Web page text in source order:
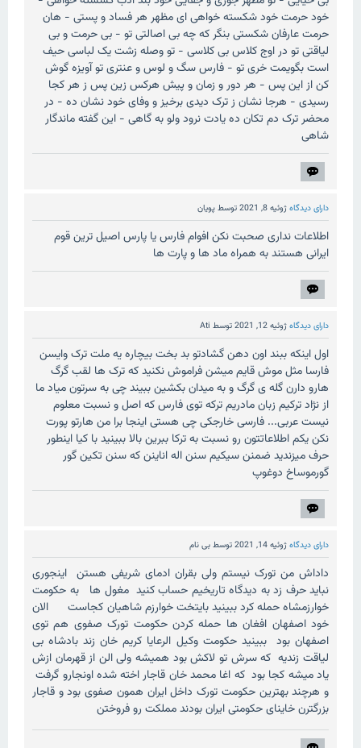
خود حرمت خود شکسته خواهی ای مظهر هر فساد و پستی - هان
حرمت عارفان شکستی بنگر که چه بی اصالتی تو - بی حرمت و بی
لیاقتی تو در اوج کلاس بی کلاسی - تو وصله زشت یک لباسی حیف
است بگویمت خری تو - فارس سگ و لوس و عنتری تو آویزه گوش
کن از این پس - هر دور و زمان و پیش هرکس زین پس ز هر کجا
رسیدی - هرجا نشان ز ترک دیدی برخیز و وفای خود نشان ده - در
محضر ترک دم تکان ده یادت نرود ولو به گاهی - این گفته ماندگار
شاهی
دارای دیدگاهژوئیه 8, 2021 توسطپویان
اطلاعات نداری صحبت نکن افوام فارس یا پارس اصیل ترین قوم
ایرانی هستند به همراه ماد ها و پارت ها
دارای دیدگاهژوئیه 12, 2021 توسط Ati
اول اینکه ببند اون دهن گشادتو بد بخت بیچاره یه ملت ترک وایسن
فارسا مثل موش قایم میشن فراموش نکنید که ترک ها لقب گرگ
هارو دارن گله ی گرگ و به میدان بکشین ببیند چی به سرتون میاد ما
از نژاد ترکیم زبان مادریم ترکه توی فارس که اصل و نسبت معلوم
نیست عربی... فارسی خارجکی چی هستی اینجا برا من هارتو پورت
نکن یکم اطلاعاتتون رو نسبت به ترکا ببرین بالا ببینید با کیا اینطور
حرف میزندید ضمنن سیکیم سنن اله اناینن که سنن تکین گور
گورموساخ دوغوپ
دارای دیدگاهژوئیه 14, 2021 توسطبی نام
داداش من تورک نیستم ولی بقران ادمای شریفی هستن اینجوری
نباید حرف زد به دیدگاه تاریخیم حساب کنید مغول ها به حکومت
خوارزمشاه حمله کرد ببینید بایتخت خوارزم شاهیان کجاست الان
خود اصفهان افغان ها حمله کردن حکومت تورک صفوی هم توی
اصفهان بود ببینید حکومت وکیل الرعایا کریم خان زند بادشاه بی
لیاقت زندیه که سرش تو لاکش بود همیشه ولی الن از قهرمان ازش
یاد میشه کجا بود که اغا محمد خان قاجار اخته شده اونجارو گرفت
و هرچند بهترین حکومت تورک داخل ایران همون صفوی بود و قاجار
بزرگترن خاینای حکومتی ایران بودند مملکت رو فروختن